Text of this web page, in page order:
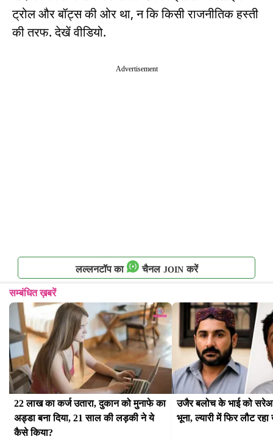
ट्रोल और बॉट्स की ओर था, न कि किसी राजनीतिक हस्ती
की तरफ. देखें वीडियो.
Advertisement
लल्लनटॉप का चैनल JOIN करें
सम्बंधित ख़बरें
22 लाख का कर्ज उतारा, दुकान को मुनाफे का
अड्डा बना दिया, 21 साल की लड़की ने ये
कैसे किया?
उजैर बलोच के भाई को
भूना, ल्यारी में फिर लौट